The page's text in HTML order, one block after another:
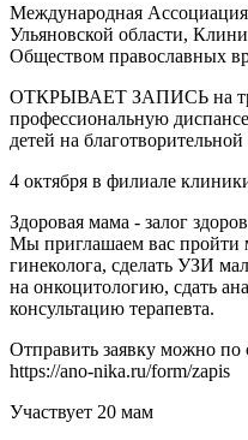
Международная
Ульяновской области,
Обществом православных
ОТКРЫВАЕТ ЗАПИСЬ на
профессиональную
детей на
4 октября в филиале
Здоровая мама - залог
Мы приглашаем вас пройти
гинеколога, сделать УЗИ
на онкоцитологию, сдать
консультацию терапевта.
Отправить заявку можно по
https://ano-nika.ru/form/zapis
Участвует 20 мам